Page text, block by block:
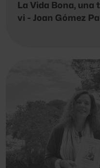
La Vida Bona, una
vi - Joan Gómez